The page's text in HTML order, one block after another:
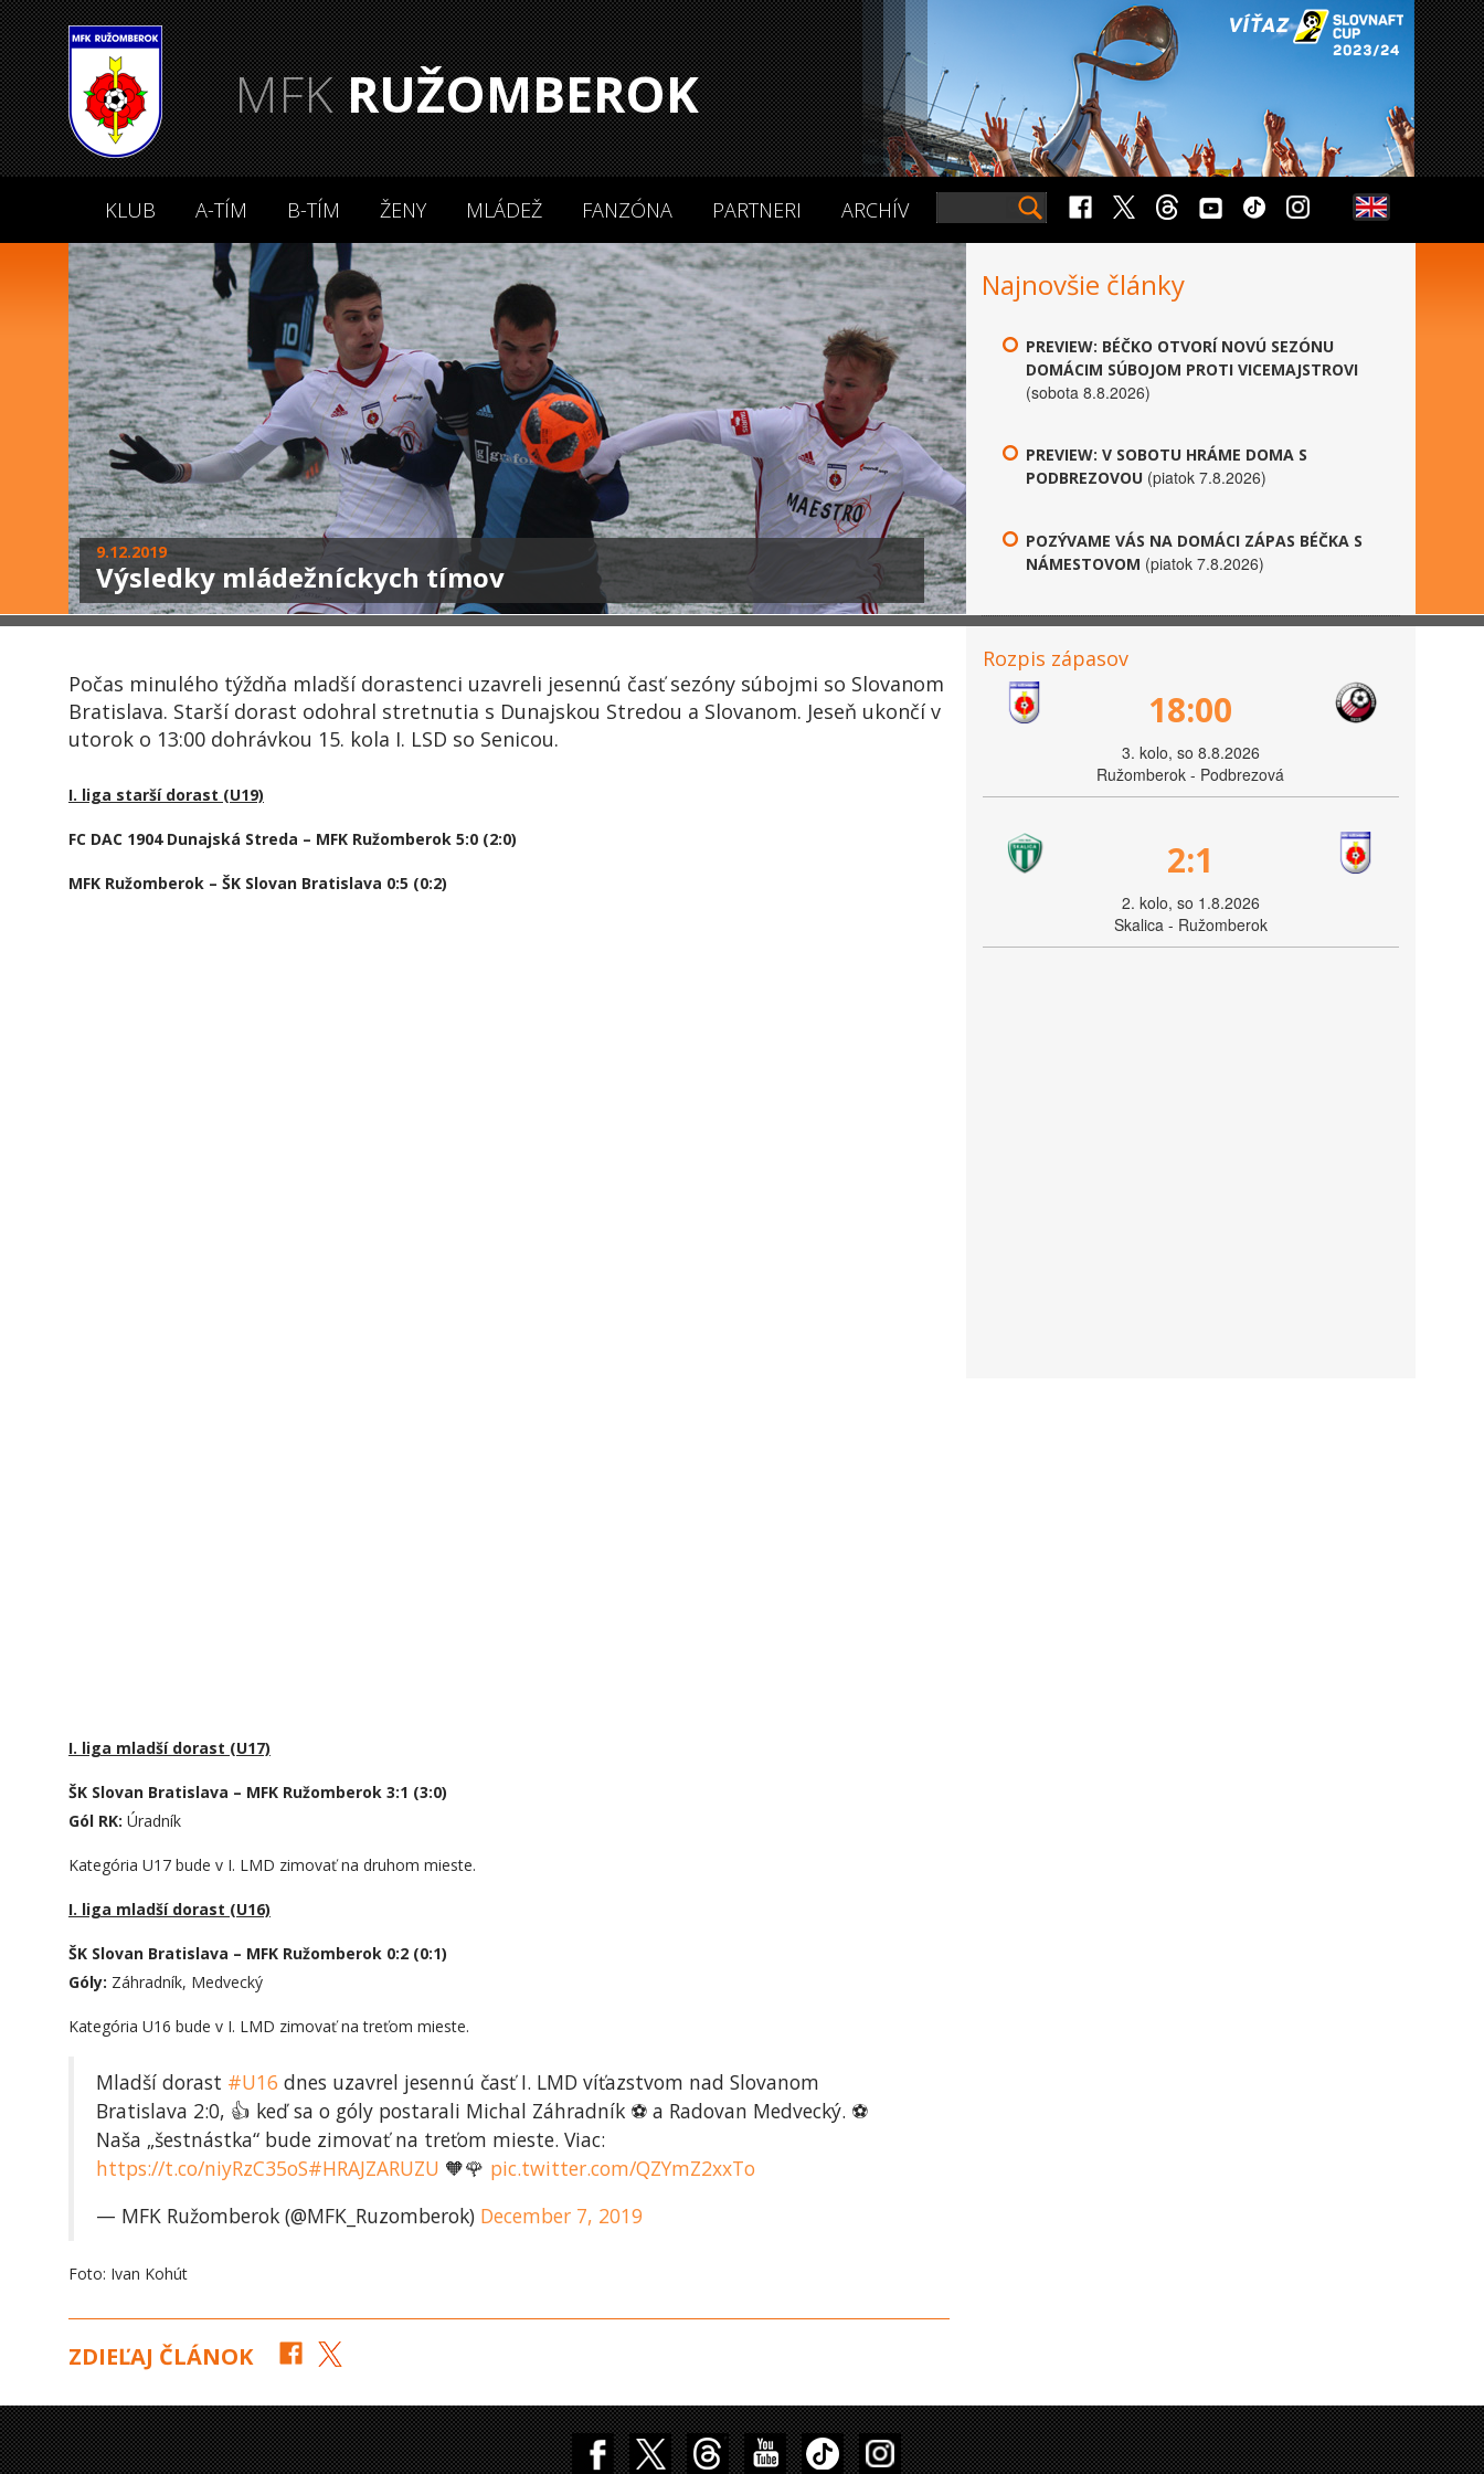
MFKRUŽOMBEROK
KLUB A-TÍM B-TÍM ŽENY MLÁDEŽ FANZÓNA PARTNERI ARCHÍV
9.12.2019
Výsledky mládežníckych tímov
Najnovšie články
PREVIEW: BÉČKO OTVORÍ NOVÚ SEZÓNU
DOMÁCIM SÚBOJOM PROTI VICEMAJSTROVI
(sobota 8.8.2026)
PREVIEW: V SOBOTU HRÁME DOMA S
PODBREZOVOU (piatok 7.8.2026)
POZÝVAME VÁS NA DOMÁCI ZÁPAS BÉČKA S
NÁMESTOVOM (piatok 7.8.2026)
Počas minulého týždňa mladší dorastenci uzavreli jesennú časť sezóny súbojmi so Slovanom
Bratislava. Starší dorast odohral stretnutia s Dunajskou Stredou a Slovanom. Jeseň ukončí v
utorok o 13:00 dohrávkou 15. kola I. LSD so Senicou.
I. liga starší dorast (U19)
FC DAC 1904 Dunajská Streda – MFK Ružomberok 5:0 (2:0)
MFK Ružomberok – ŠK Slovan Bratislava 0:5 (0:2)
I. liga mladší dorast (U17)
ŠK Slovan Bratislava – MFK Ružomberok 3:1 (3:0)
Gól RK: Úradník
Kategória U17 bude v I. LMD zimovať na druhom mieste.
I. liga mladší dorast (U16)
ŠK Slovan Bratislava – MFK Ružomberok 0:2 (0:1)
Góly: Záhradník, Medvecký
Kategória U16 bude v I. LMD zimovať na treťom mieste.
Mladší dorast #U16 dnes uzavrel jesennú časť I. LMD víťazstvom nad Slovanom
Bratislava 2:0, 👍 keď sa o góly postarali Michal Záhradník ⚽️ a Radovan Medvecký. ⚽️
Naša „šestnástka“ bude zimovať na treťom mieste. Viac:
https://t.co/niyRzC35oS#HRAJZARUZU 🧡🌹 pic.twitter.com/QZYmZ2xxTo
— MFK Ružomberok (@MFK_Ruzomberok) December 7, 2019
Foto: Ivan Kohút
ZDIEĽAJ ČLÁNOK
Rozpis zápasov
18:00
3. kolo, so 8.8.2026
Ružomberok - Podbrezová
2:1
2. kolo, so 1.8.2026
Skalica - Ružomberok